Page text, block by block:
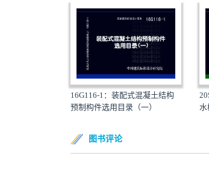
16G116-1：装配式混凝土结构
预制构件选用目录（一）
图书评论